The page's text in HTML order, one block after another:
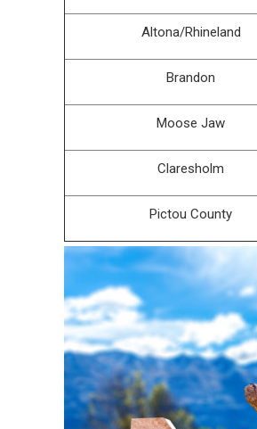
Altona/Rhineland
Brandon
Moose Jaw
Claresholm
Pictou County